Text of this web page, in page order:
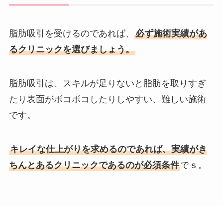
脂肪吸引を受けるのであれば、 必ず施術実績があ
るクリニックを選びましょう。
脂肪吸引は、スキルが足りないと脂肪を取りすぎ
たり表面がボコボコしたりしやすい、難しい施術
です。
キレイな仕上がりを求めるのであれば、実績がき
ちんとあるクリニックであるのが必須条件でｓ。